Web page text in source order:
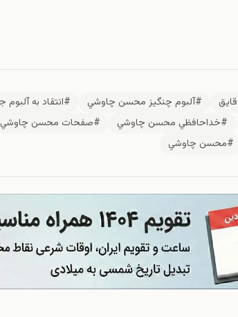
#آلبوم چنگيز محسن چاوشي #انتقاد به
#خداحافظي محسن چاوشي #صفحات محسن چاوشي
#محسن چاوشي